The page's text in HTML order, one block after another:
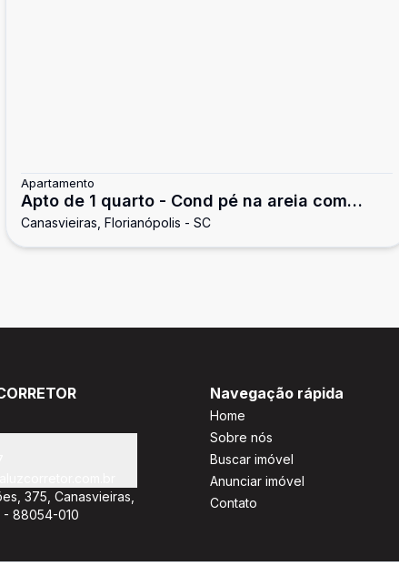
Apartamento
Apto de 1 quarto - Cond pé na areia com
piscina
Canasvieiras, Florianópolis - SC
375, Canasvieiras,
- 88054-010
Navegação rápida
Home
Sobre nós
Buscar imóvel
Anunciar imóvel
Contato